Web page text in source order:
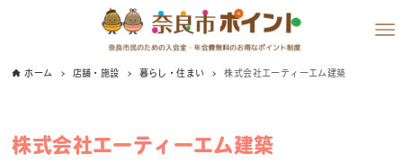
ホーム 店舗・施設 暮らし・住まい 株式会社エーティーエム建築
株式会社エーティーエム建築